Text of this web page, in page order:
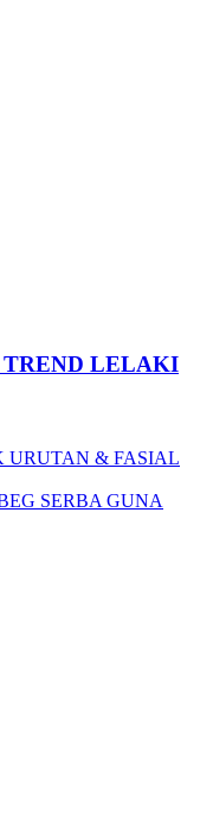
TREND LELAKI
URUTAN & FASIAL
SERBA GUNA